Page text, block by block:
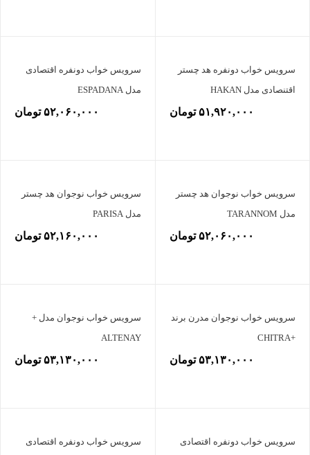
سرویس خواب دونفره هد چستر
اقتنصادی مدل HAKAN
۵۱,۹۲۰,۰۰۰ تومان
سرویس خواب دونفره اقتصادی
مدل ESPADANA
۵۲,۰۶۰,۰۰۰ تومان
سرویس خواب نوجوان هد چستر
مدل TARANNOM
۵۲,۰۶۰,۰۰۰ تومان
سرویس خواب نوجوان هد چستر
مدل PARISA
۵۲,۱۶۰,۰۰۰ تومان
سرویس خواب نوجوان مدرن برند
+CHITRA
۵۳,۱۳۰,۰۰۰ تومان
سرویس خواب نوجوان مدل +
ALTENAY
۵۳,۱۳۰,۰۰۰ تومان
سرویس خواب دونفره اقتصادی
سرویس خواب دونفره اقتصادی